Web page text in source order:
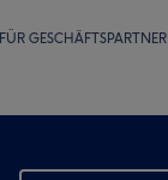
FÜR GESCHÄFTSPARTNER